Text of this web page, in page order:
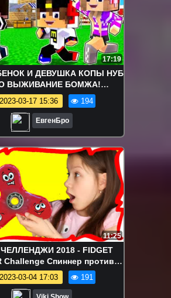
17:19
И ДЕВУШКА КОПЫ НУБ
ВЫЖИВАНИЕ БОМЖА!
В РЕАЛЬНОЙ ЖИЗНИ
ВИДЕО ТРОЛЛИНГ
2023-03-17 15:36 194
ЕвгенБро
11:25
2018 - FIDGET
Challenge Спиннер против
Челлендж Гигантский
Спинер / Вики Шоу
2023-03-04 17:03 191